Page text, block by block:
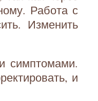
Работа с
Изменить
симптомами.
и